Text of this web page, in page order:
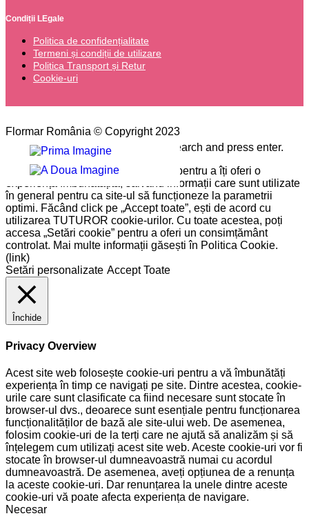
Condiții LEgale
Politica de confidențialitate
Termeni și condiții de utilizare
Politica Transport și Retur
Cookie-uri
Flormar România © Copyright 2023
Please type the word you want to search and press enter.
Pe site-ul nostru folosim cookie-uri pentru a îți oferi o
experiență îmbunătățită, salvând informații care sunt utilizate
în general pentru ca site-ul să funcționeze la parametrii
optimi. Făcând click pe „Accept toate”, ești de acord cu
utilizarea TUTUROR cookie-urilor. Cu toate acestea, poți
accesa „Setări cookie” pentru a oferi un consimțământ
controlat. Mai multe informații găsești în Politica Cookie.
(link)
Setări personalizate Accept Toate
Închide
Privacy Overview
Acest site web folosește cookie-uri pentru a vă îmbunătăți
experiența în timp ce navigați pe site. Dintre acestea, cookie-
urile care sunt clasificate ca fiind necesare sunt stocate în
browser-ul dvs., deoarece sunt esențiale pentru funcționarea
funcționalităților de bază ale site-ului web. De asemenea,
folosim cookie-uri de la terți care ne ajută să analizăm și să
înțelegem cum utilizați acest site web. Aceste cookie-uri vor fi
stocate în browser-ul dumneavoastră numai cu acordul
dumneavoastră. De asemenea, aveți opțiunea de a renunța
la aceste cookie-uri. Dar renunțarea la unele dintre aceste
cookie-uri vă poate afecta experiența de navigare.
Necesar